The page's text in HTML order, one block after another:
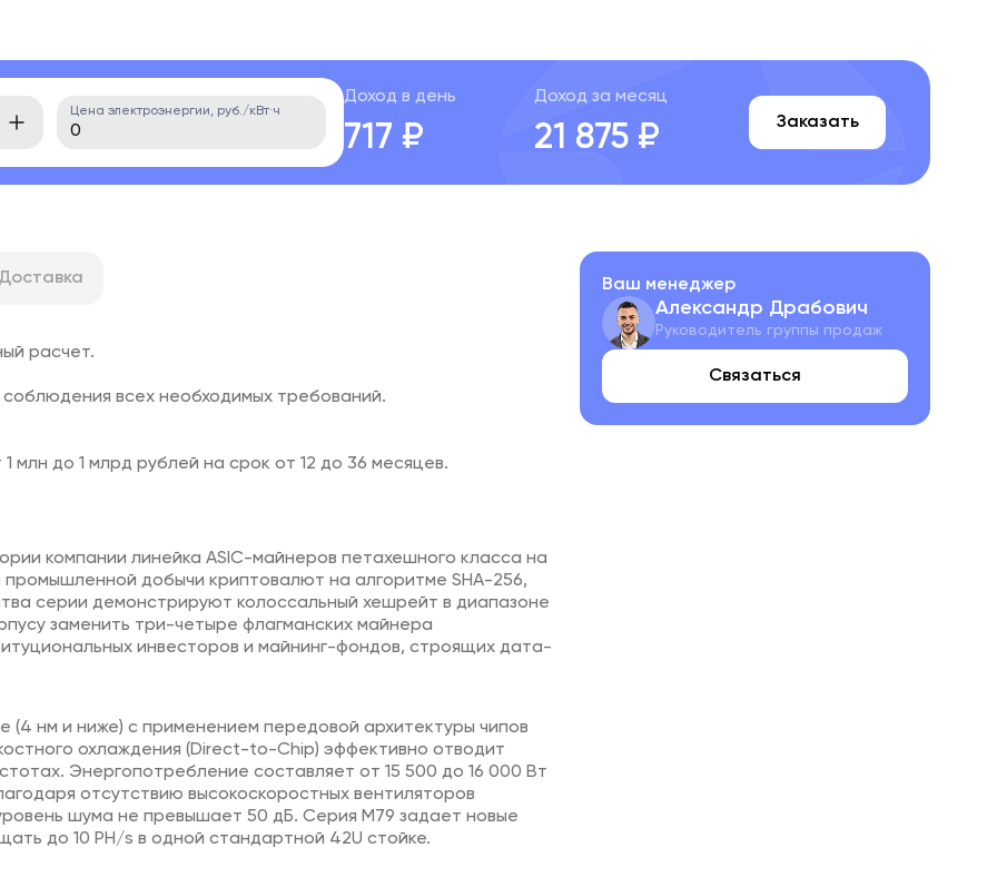
Цена электроэнергии, руб./кВт·ч
Доход в день
717 ₽
Доход за месяц
21 875 ₽ Заказать
Доставка
расчет.
всех необходимых требований.
млн до 1 млрд рублей на срок от 12 до 36 месяцев.
компании линейка ASIC-майнеров петахешного класса на
добычи криптовалют на алгоритме SHA-256,
серии демонстрируют колоссальный хешрейт в диапазоне
заменить три-четыре флагманских майнера
инвесторов и майнинг-фондов, строящих дата-
нм и ниже) с применением передовой архитектуры чипов
охлаждения (Direct-to-Chip) эффективно отводит
Энергопотребление составляет от 15 500 до 16 000 Вт
отсутствию высокоскоростных вентиляторов
шума не превышает 50 дБ. Серия M79 задает новые
до 10 PH/s в одной стандартной 42U стойке.
Ваш менеджер
Александр Драбович
Руководитель группы продаж
Связаться